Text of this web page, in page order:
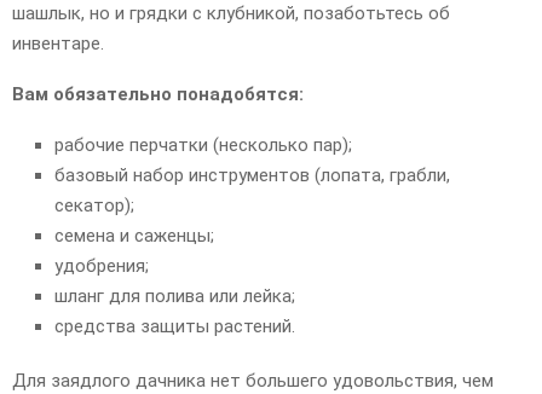
шашлык, но и грядки с клубникой, позаботьтесь об
инвентаре.
Вам обязательно понадобятся:
рабочие перчатки (несколько пар);
базовый набор инструментов (лопата, грабли,
секатор);
семена и саженцы;
удобрения;
шланг для полива или лейка;
средства защиты растений.
Для заядлого дачника нет большего удовольствия, чем